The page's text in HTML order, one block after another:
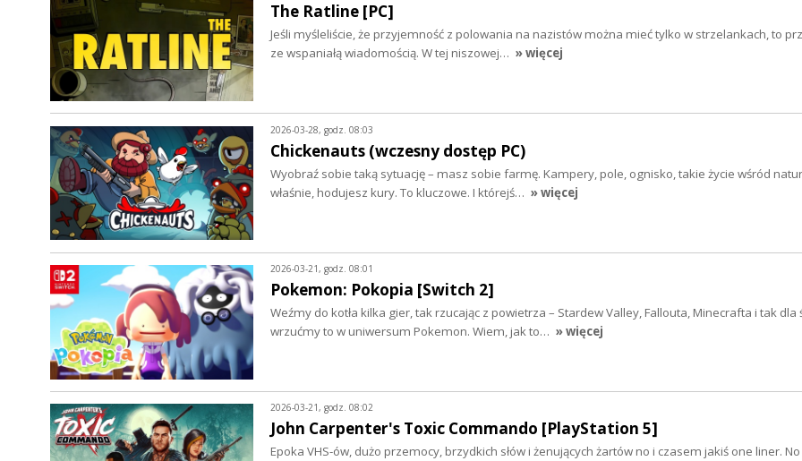
The Ratline [PC]
Jeśli myśleliście, że przyjemność z polowania na nazistów można mieć tylko w strzelankach, to
ze wspaniałą wiadomością. W tej niszowej… » więcej
2026-03-28, godz. 08:03
Chickenauts (wczesny dostęp PC)
Wyobraź sobie taką sytuację – masz sobie farmę. Kampery, pole, ognisko, takie życie wśród
właśnie, hodujesz kury. To kluczowe. I którejś… » więcej
2026-03-21, godz. 08:01
Pokemon: Pokopia [Switch 2]
Weźmy do kotła kilka gier, tak rzucając z powietrza – Stardew Valley, Fallouta, Minecrafta i tak dla
wrzućmy to w uniwersum Pokemon. Wiem, jak to… » więcej
2026-03-21, godz. 08:02
John Carpenter's Toxic Commando [PlayStation 5]
Epoka VHS-ów, dużo przemocy, brzydkich słów i żenujących żartów no i czasem jakiś one liner.